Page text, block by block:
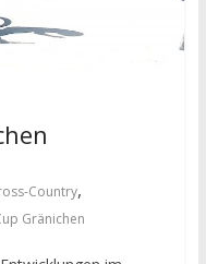
Country,
Gränichen